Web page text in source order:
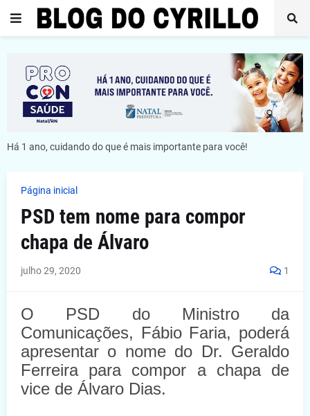
Há 1 ano, cuidando do que é mais importante para você!
Página inicial
PSD tem nome para compor
chapa de Álvaro
julho 29, 2020 1
O PSD do Ministro da
Comunicações, Fábio Faria, poderá
apresentar o nome do Dr. Geraldo
Ferreira para compor a chapa de
vice de Álvaro Dias.